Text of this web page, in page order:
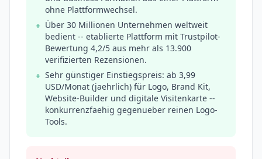
ohne Plattformwechsel.
+ Über 30 Millionen Unternehmen weltweit
bedient -- etablierte Plattform mit Trustpilot-
Bewertung 4,2/5 aus mehr als 13.900
verifizierten Rezensionen.
+ Sehr günstiger Einstiegspreis: ab 3,99
USD/Monat (jaehrlich) für Logo, Brand Kit,
Website-Builder und digitale Visitenkarte --
konkurrenzfaehig gegenueber reinen Logo-
Tools.